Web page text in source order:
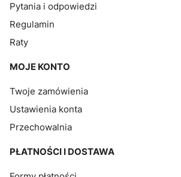
Pytania i odpowiedzi
Regulamin
Raty
MOJE KONTO
Twoje zamówienia
Ustawienia konta
Przechowalnia
PŁATNOŚCI I DOSTAWA